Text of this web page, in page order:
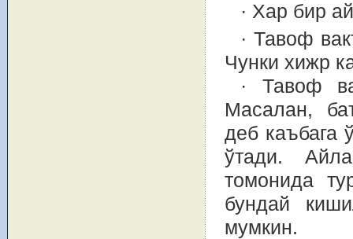
· Хар бир
· Тавоф
Чунки хижр
· Тавоф
Масалан,
деб каъбага
ўтади.
томонида
бундай
мумкин.